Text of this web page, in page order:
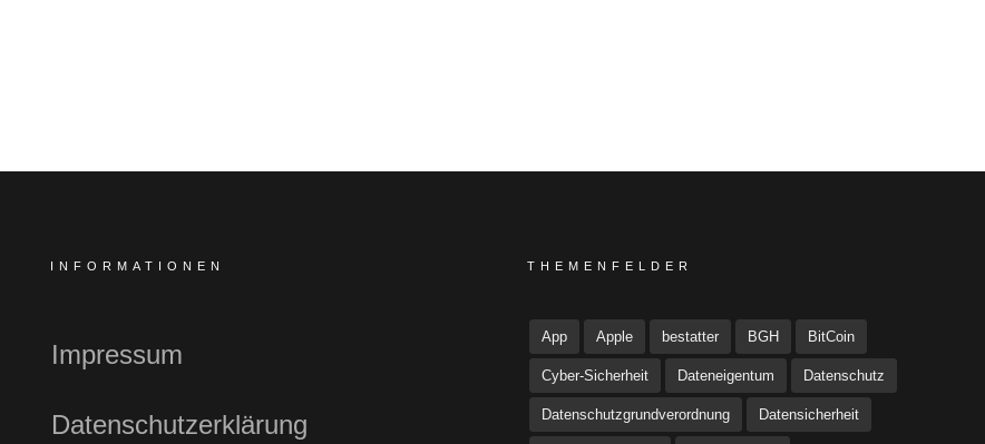
INFORMATIONEN
Impressum
Datenschutzerklärung
THEMENFELDER
App Apple bestatter BGH BitCoin
Cyber-Sicherheit Dateneigentum Datenschutz
Datenschutzgrundverordnung Datensicherheit